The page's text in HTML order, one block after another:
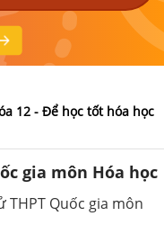
12 - Để học tốt hóa học
gia môn Hóa học
Quốc gia môn